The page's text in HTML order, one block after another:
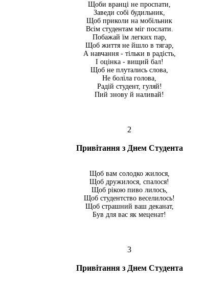
Щоби вранці не проспати,
Заведи собі будильник,
Щоб приколи на мобільник
Всім студентам міг послати.
Побажай їм легких пар,
Щоб життя не йшло в тягар,
А навчання - тільки в радість,
І оцінка - вищий бал!
Щоб не плутались слова,
Не боліла голова,
Радій студент, гуляй!
Пий знову й наливай!
2
Привітання з Днем Студента
Щоб вам солодко жилося,
Щоб дружилося, спалося!
Щоб рікою пиво лилось,
Щоб студентство веселилось!
Щоб страшний ваш деканат,
Був для вас як меценат!
3
Привітання з Днем Студента